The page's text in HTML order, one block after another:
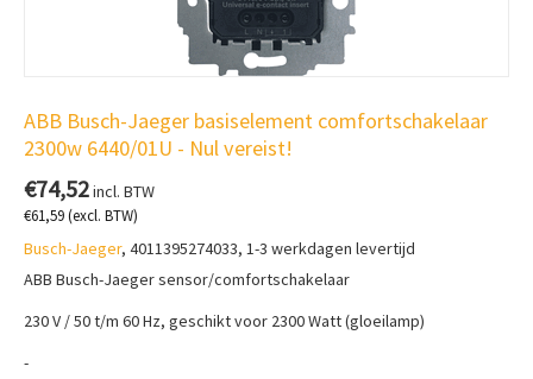
ABB Busch-Jaeger basiselement comfortschakelaar
2300w 6440/01U - Nul vereist!
€74,52incl. BTW
€61,59(excl. BTW)
Busch-Jaeger, 4011395274033, 1-3 werkdagen levertijd
ABB Busch-Jaeger sensor/comfortschakelaar
230 V / 50 t/m 60 Hz, geschikt voor 2300 Watt (gloeilamp)
-